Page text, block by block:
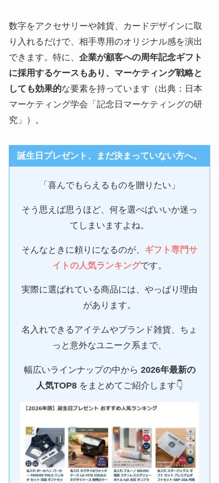
数字をアクセサリーや雑貨、カードデザインに取
り入れるだけで、相手専用のオリジナル感を演出
できます。特に、 企業が顧客への周年記念ギフト
に採用するケースもあり、マーケティング戦略と
しても効果的な要素を持っています（出典：日本
マーケティング学会「記念日マーケティングの研
究」）。
誕生日プレゼント、まだ決まっていない方へ。
「喜んでもらえるものを贈りたい」
そう思えば思うほど、何を選べばいいか迷っ
てしまいますよね。
そんなときに頼りになるのが、 ギフト専門サ
イトの人気ランキングです。
実際に選ばれている商品には、やっぱり理由
があります。
名入れできるアイテムやブランド雑貨、ちょ
っと意外なユニーク系まで、
幅広いラインナップの中から 2026年最新の
人気TOP8 をまとめてご紹介します👇